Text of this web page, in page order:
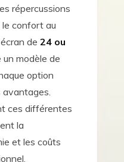
répercussions
confort au
de 24 ou
un modèle de
option
avantages.
ces différentes
la
et les coûts